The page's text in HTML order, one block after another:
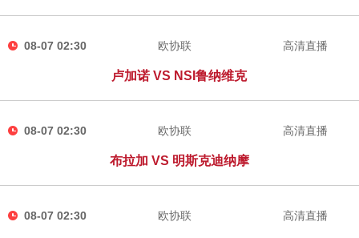
08-07 02:30 欧协联
卢加诺 VS NSI鲁纳维克
高清直播
08-07 02:30 欧协联
布拉加 VS 明斯克迪纳摩
高清直播
08-07 02:30 欧协联 高清直播